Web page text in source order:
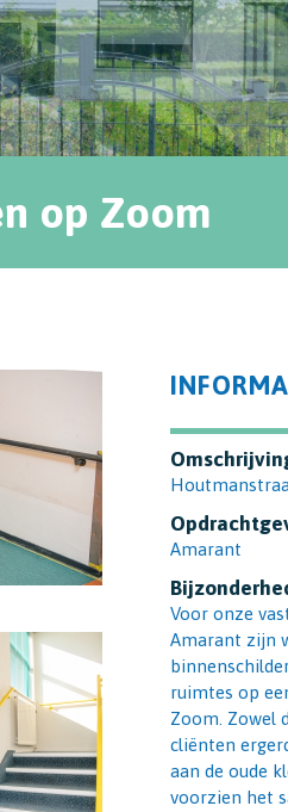
op Zoom
Amarant
Voor onze
Amarant zijn
ruimtes op
Zoom. Zowel
cliënten
aan de oude
voorzien het